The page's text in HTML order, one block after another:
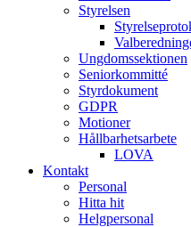
Styrelsen
Ungdomssektionen
Seniorkommitté
Styrdokument
GDPR
Motioner
Hållbarhetsarbete
LOVA
Kontakt
Personal
Hitta hit
Helgpersonal